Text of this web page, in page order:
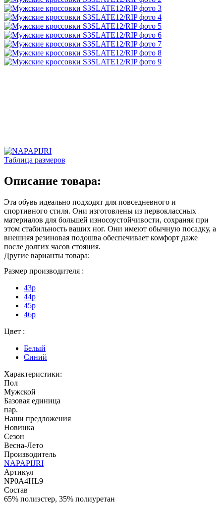
Таблица размеров
Описание товара:
Эта обувь идеально подходят для повседневного и
спортивного стиля. Они изготовлены из первоклассных
материалов для большей износоустойчивости, сохраняя при
этом стабильность ваших ног. Они имеют обычную посадку, а
внешняя резиновая подошва обеспечивает комфорт даже
после долгих часов стояния.
Другие варианты товара:
Размер производителя :
43p
44p
45p
46p
Цвет :
Белый
Синий
Характеристики:
Пол
Мужской
Базовая единица
пар.
Наши предложения
Новинка
Сезон
Весна-Лето
Производитель
NAPAPIJRI
Артикул
NP0A4HL9
Состав
65% полиэстер, 35% полиуретан